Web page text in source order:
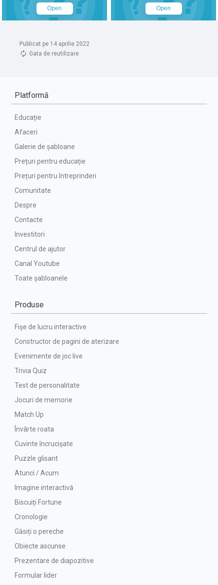
Publicat pe 14 aprilie 2022
Gata de reutilizare
Platformă
Educație
Afaceri
Galerie de șabloane
Prețuri pentru educație
Prețuri pentru întreprinderi
Comunitate
Despre
Contacte
Investitori
Centrul de ajutor
Canal Youtube
Toate șabloanele
Produse
Fișe de lucru interactive
Constructor de pagini de aterizare
Evenimente de joc live
Trivia Quiz
Test de personalitate
Jocuri de memorie
Match Up
Învârte roata
Cuvinte încrucișate
Puzzle glisant
Atunci / Acum
Imagine interactivă
Biscuiți Fortune
Cronologie
Găsiți o pereche
Obiecte ascunse
Prezentare de diapozitive
Formular lider